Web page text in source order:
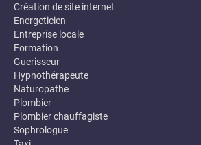
Création de site internet
Energeticien
Entreprise locale
Formation
Guerisseur
Hypnothérapeute
Naturopathe
Plombier
Plombier chauffagiste
Sophrologue